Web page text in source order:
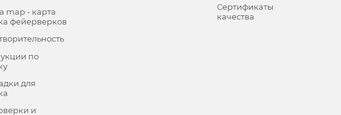
map - карта
фейерверков
по
для
и
Сертификаты
качества